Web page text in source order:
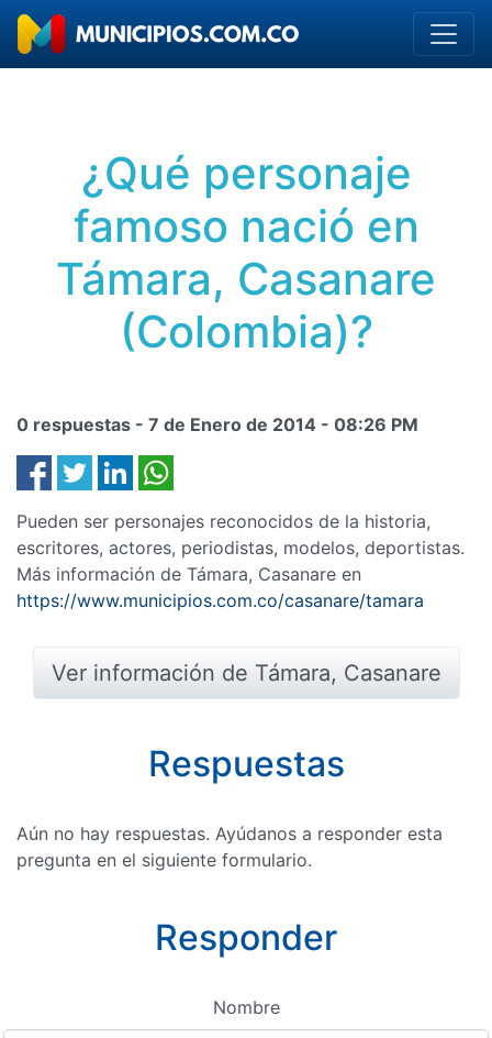
¿Qué personaje
famoso nació en
Támara, Casanare
(Colombia)?
0 respuestas - 7 de Enero de 2014 - 08:26 PM
Pueden ser personajes reconocidos de la historia,
escritores, actores, periodistas, modelos, deportistas.
Más información de Támara, Casanare en
https://www.municipios.com.co/casanare/tamara
Ver información de Támara, Casanare
Respuestas
Aún no hay respuestas. Ayúdanos a responder esta
pregunta en el siguiente formulario.
Responder
Nombre